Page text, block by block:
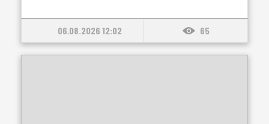
06.08.2026 12:02 65